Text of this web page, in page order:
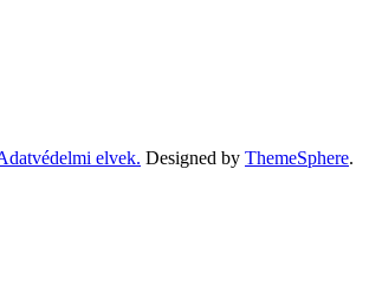
elvek. Designed by ThemeSphere.